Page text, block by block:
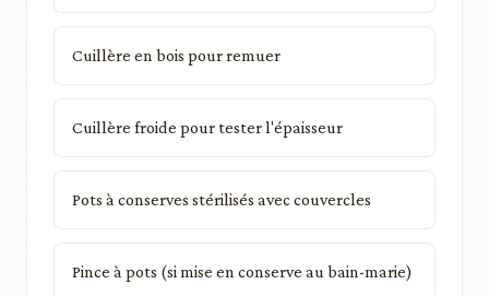
Cuillère en bois pour remuer
Cuillère froide pour tester l'épaisseur
Pots à conserves stérilisés avec couvercles
Pince à pots (si mise en conserve au bain-marie)